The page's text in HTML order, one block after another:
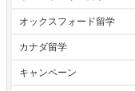
オックスフォード留学
カナダ留学
キャンペーン